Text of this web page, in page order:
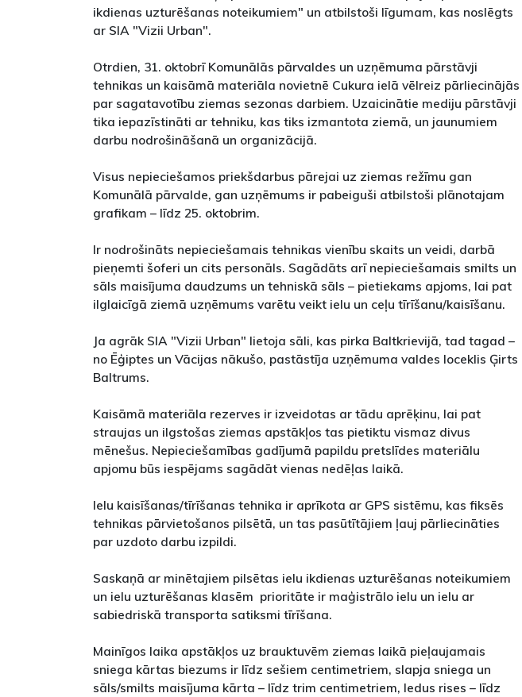
ikdienas uzturēšanas noteikumiem" un atbilstoši līgumam, kas noslēgts
ar SIA "Vizii Urban".
Otrdien, 31. oktobrī Komunālās pārvaldes un uzņēmuma pārstāvji
tehnikas un kaisāmā materiāla novietnē Cukura ielā vēlreiz pārliecinājās
par sagatavotību ziemas sezonas darbiem. Uzaicinātie mediju pārstāvji
tika iepazīstināti ar tehniku, kas tiks izmantota ziemā, un jaunumiem
darbu nodrošināšanā un organizācijā.
Visus nepieciešamos priekšdarbus pārejai uz ziemas režīmu gan
Komunālā pārvalde, gan uzņēmums ir pabeiguši atbilstoši plānotajam
grafikam – līdz 25. oktobrim.
Ir nodrošināts nepieciešamais tehnikas vienību skaits un veidi, darbā
pieņemti šoferi un cits personāls. Sagādāts arī nepieciešamais smilts un
sāls maisījuma daudzums un tehniskā sāls – pietiekams apjoms, lai pat
ilglaicīgā ziemā uzņēmums varētu veikt ielu un ceļu tīrīšanu/kaisīšanu.
Ja agrāk SIA "Vizii Urban" lietoja sāli, kas pirka Baltkrievijā, tad tagad –
no Ēģiptes un Vācijas nākušo, pastāstīja uzņēmuma valdes loceklis Ģirts
Baltrums.
Kaisāmā materiāla rezerves ir izveidotas ar tādu aprēķinu, lai pat
straujas un ilgstošas ziemas apstākļos tas pietiktu vismaz divus
mēnešus. Nepieciešamības gadījumā papildu pretslīdes materiālu
apjomu būs iespējams sagādāt vienas nedēļas laikā.
Ielu kaisīšanas/tīrīšanas tehnika ir aprīkota ar GPS sistēmu, kas fiksēs
tehnikas pārvietošanos pilsētā, un tas pasūtītājiem ļauj pārliecināties
par uzdoto darbu izpildi.
Saskaņā ar minētajiem pilsētas ielu ikdienas uzturēšanas noteikumiem
un ielu uzturēšanas klasēm prioritāte ir maģistrālo ielu un ielu ar
sabiedriskā transporta satiksmi tīrīšana.
Mainīgos laika apstākļos uz brauktuvēm ziemas laikā pieļaujamais
sniega kārtas biezums ir līdz sešiem centimetriem, slapja sniega un
sāls/smilts maisījuma kārta – līdz trim centimetriem, ledus rises – līdz